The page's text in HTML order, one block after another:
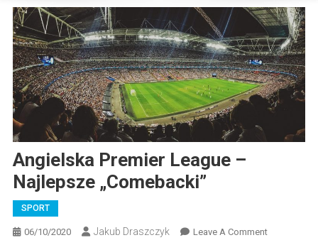
Angielska Premier League –
Najlepsze „comebacki”
SPORT
06/10/2020 Jakub Draszczyk Leave A CommentOn